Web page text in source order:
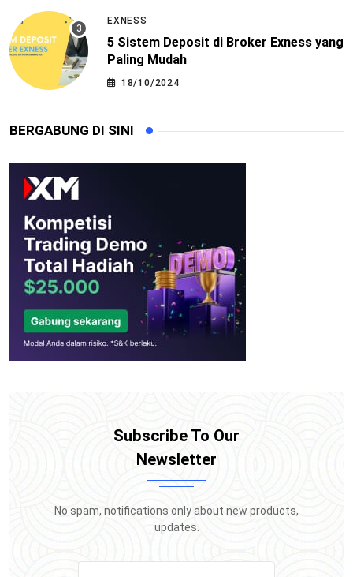
EXNESS
5 Sistem Deposit di Broker Exness yang
Paling Mudah
18/10/2024
BERGABUNG DI SINI
Subscribe To Our
Newsletter
No spam, notifications only about new products,
updates.